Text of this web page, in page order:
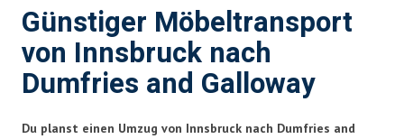
Günstiger Möbeltransport
von Innsbruck nach
Dumfries and Galloway
Du planst einen Umzug von Innsbruck nach Dumfries and